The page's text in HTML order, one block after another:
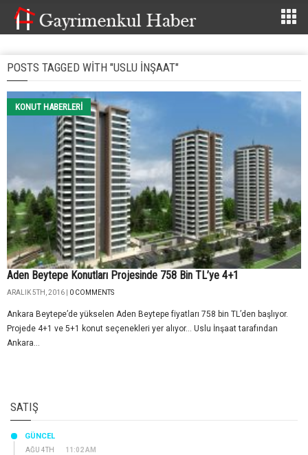
POSTS TAGGED WITH "USLU INŞAAT"
KONUT HABERLERI
Aden Beytepe Konutları Projesinde 758 Bin TL’ye 4+1
ARALIK 5TH, 2016 | 0 COMMENTS
Ankara Beytepe’de yükselen Aden Beytepe fiyatları 758 bin TL’den başlıyor.
Projede 4+1 ve 5+1 konut seçenekleri yer alıyor… Uslu İnşaat tarafından
Ankara...
SATIŞ
AĞU 4TH 11:02 AM
GÜNCEL